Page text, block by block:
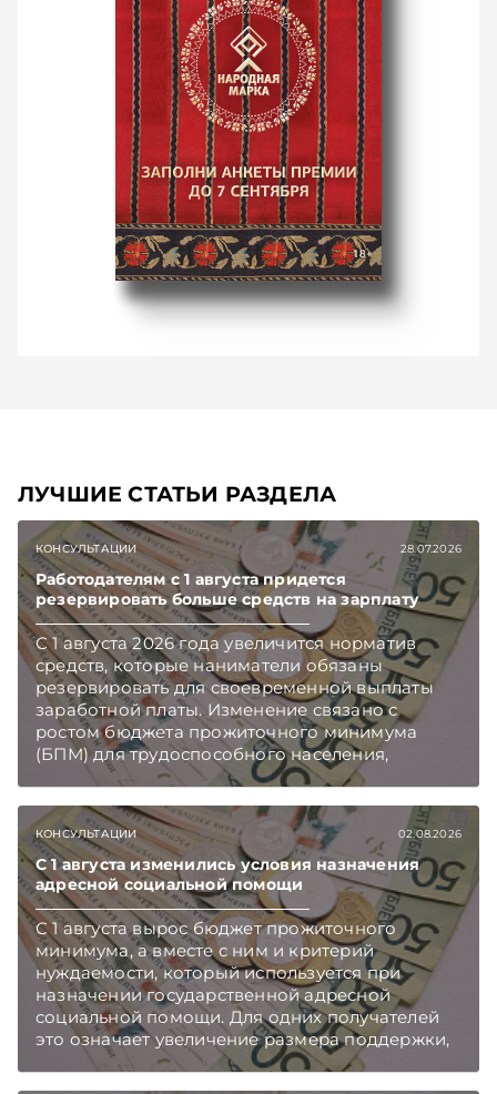
ЛУЧШИЕ СТАТЬИ РАЗДЕЛА
КОНСУЛЬТАЦИИ 28.07.2026
Работодателям с 1 августа придется
резервировать больше средств на зарплату
С 1 августа 2026 года увеличится норматив
средств, которые наниматели обязаны
резервировать для своевременной выплаты
заработной платы. Изменение связано с
ростом бюджета прожиточного минимума
(БПМ) для трудоспособного населения,
сообщает Минтруда и соцзащиты.
Главное об экономике Беларуси — раньше,
чем в новостях TelegramViber
КОНСУЛЬТАЦИИ 02.08.2026
С 1 августа изменились условия назначения
адресной социальной помощи
С 1 августа вырос бюджет прожиточного
минимума, а вместе с ним и критерий
нуждаемости, который используется при
назначении государственной адресной
социальной помощи. Для одних получателей
это означает увеличение размера поддержки,
а для других повышение порога дохода